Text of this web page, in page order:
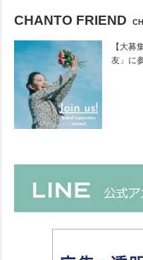
CHANTO FRIEND
【大募
友」に